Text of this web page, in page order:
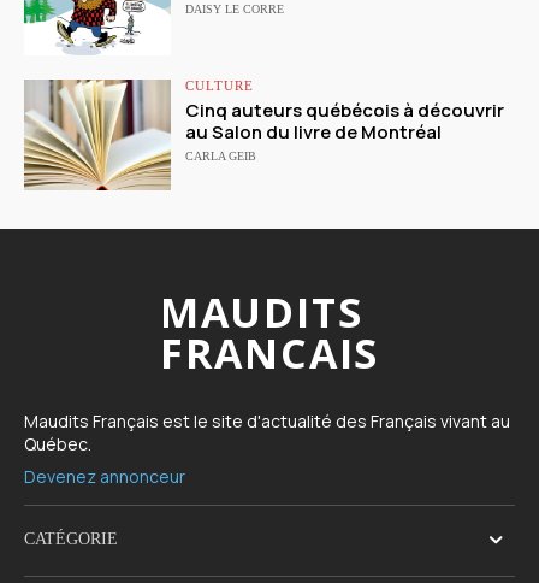
DAISY LE CORRE
CULTURE
Cinq auteurs québécois à découvrir
au Salon du livre de Montréal
CARLA GEIB
MAUDITS
FRANCAIS
Maudits Français est le site d'actualité des Français vivant au
Québec.
Devenez annonceur
CATÉGORIE